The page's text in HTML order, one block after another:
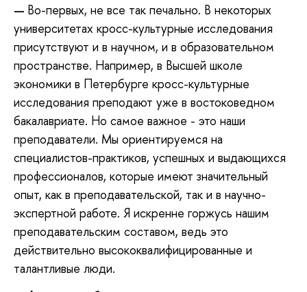
— Во-первых, не все так печально. В некоторых
университетах кросс-культурные исследования
присутствуют и в научном, и в образовательном
пространстве. Например, в Высшей школе
экономики в Петербурге кросс-культурные
исследования преподают уже в востоковедном
бакалавриате. Но самое важное - это наши
преподаватели. Мы ориентируемся на
специалистов-практиков, успешных и выдающихся
профессионалов, которые имеют значительный
опыт, как в преподавательской, так и в научно-
экспертной работе. Я искренне горжусь нашим
преподавательским составом, ведь это
действительно высококвалифицированные и
талантливые люди.